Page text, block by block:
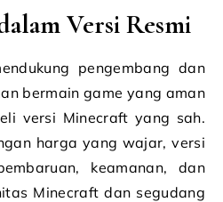
Versi Resmi
pengembang dan
bermain game yang aman
versi Minecraft yang sah.
harga yang wajar, versi
keamanan, dan
Minecraft dan segudang